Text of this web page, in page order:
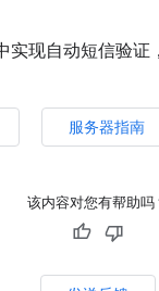
实现自动短信验证
服务器指南
该内容对您有帮助吗